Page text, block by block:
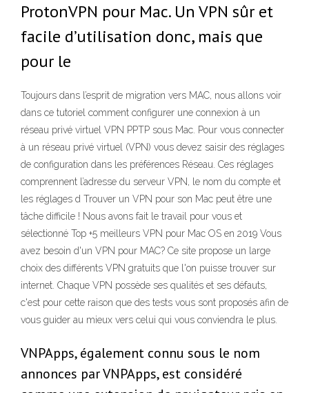
ProtonVPN pour Mac. Un VPN sûr et
facile d’utilisation donc, mais que
pour le
Toujours dans l’esprit de migration vers MAC, nous allons voir
dans ce tutoriel comment configurer une connexion à un
réseau privé virtuel VPN PPTP sous Mac. Pour vous connecter
à un réseau privé virtuel (VPN) vous devez saisir des réglages
de configuration dans les préférences Réseau. Ces réglages
comprennent l’adresse du serveur VPN, le nom du compte et
les réglages d Trouver un VPN pour son Mac peut être une
tâche difficile ! Nous avons fait le travail pour vous et
sélectionné Top +5 meilleurs VPN pour Mac OS en 2019 Vous
avez besoin d'un VPN pour MAC? Ce site propose un large
choix des différents VPN gratuits que l'on puisse trouver sur
internet. Chaque VPN possède ses qualités et ses défauts,
c'est pour cette raison que des tests vous sont proposés afin de
vous guider au mieux vers celui qui vous conviendra le plus.
VNPApps, également connu sous le nom
annonces par VNPApps, est considéré